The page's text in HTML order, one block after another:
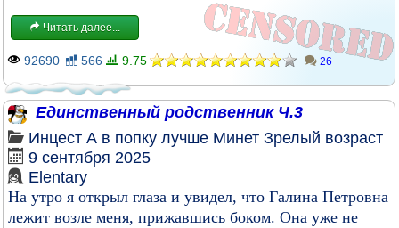
Читать далее...
92690 566 9.75 26
Единственный родственник Ч.3
Инцест А в попку лучше Минет Зрелый возраст
9 сентября 2025
Elentary
На утро я открыл глаза и увидел, что Галина Петровна
лежит возле меня, прижавшись боком. Она уже не